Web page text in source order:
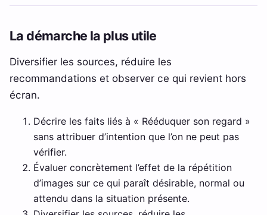
La démarche la plus utile
Diversifier les sources, réduire les
recommandations et observer ce qui revient hors
écran.
Décrire les faits liés à « Rééduquer son regard »
sans attribuer d’intention que l’on ne peut pas
vérifier.
Évaluer concrètement l’effet de la répétition
d’images sur ce qui paraît désirable, normal ou
attendu dans la situation présente.